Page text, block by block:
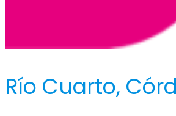
Río Cuarto,